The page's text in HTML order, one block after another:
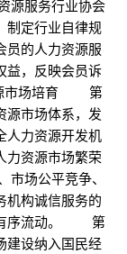
服务行业协会
制定行业自律规
员的人力资源服
益，反映会员诉
源市场培育 第
市场体系，发
人力资源开发机
力资源市场繁荣
场公平竞争、
机构诚信服务的
有序流动。 第
设纳入国民经